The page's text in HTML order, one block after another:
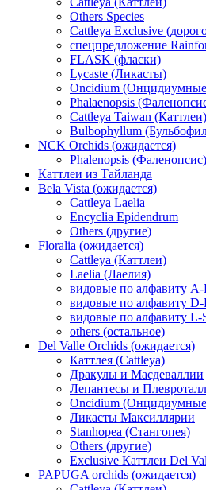
Others Species
Cattleya Exclusive
спецпредложение
FLASK (фласки)
Lycaste (Ликасты)
Oncidium
Phalaenopsis
Cattleya Taiwan (Каттлеи)
Bulbophyllum
NCK Orchids (ожидается)
Phalenopsis (Фаленопсис)
Каттлеи из Тайланда
Bela Vista (ожидается)
Cattleya Laelia
Encyclia Epidendrum
Others (другие)
Floralia (ожидается)
Cattleya (Каттлеи)
Laelia (Лаелия)
видовые по алфавиту
видовые по алфавиту D-
видовые по алфавиту L-
others (остальное)
Del Valle Orchids (ожидается)
Каттлея (Cattleya)
Дракулы и Масдеваллии
Лепантесы и
Oncidium
Ликасты Максиллярии
Stanhopea (Стангопея)
Others (другие)
Exclusive Каттлеи Del
PAPUGA orchids (ожидается)